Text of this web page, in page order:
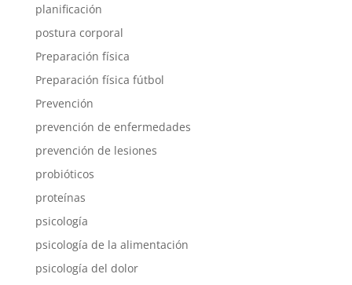
planificación
postura corporal
Preparación física
Preparación física fútbol
Prevención
prevención de enfermedades
prevención de lesiones
probióticos
proteínas
psicología
psicología de la alimentación
psicología del dolor